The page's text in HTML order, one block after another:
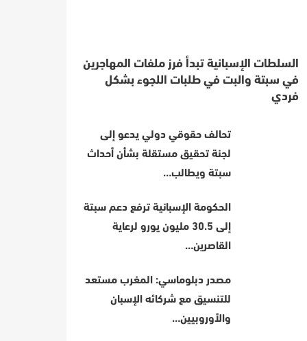
السلطات الإسبانية تبدأ فرز ملفات المهاجرين
في سبتة والبت في طلبات اللجوء بشكل
فردي
تحالف حقوقي دولي يدعو إلى
لجنة تحقيق مستقلة بشأن أحداث
سبتة ويطالب…
الحكومة الإسبانية ترفع دعم سبتة
إلى 30.5 مليون يورو لرعاية
القاصرين…
مصدر دبلوماسي: المغرب مستعد
للتنسيق مع شركائه الإسبان
والأوروبيين…